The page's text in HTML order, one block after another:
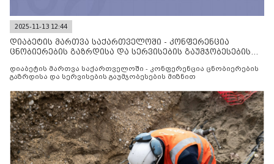
2025-11-13 12:44
დიაბეტის მართვა საქართველოში - კონფერენცია
ცნობიერების გაზრდისა და სერვისების გაუმჯობესების
დიაბეტის მართვა საქართველოში - კონფერენცია ცნობიერების
გაზრდისა და სერვისების გაუმჯობესების მიზნით